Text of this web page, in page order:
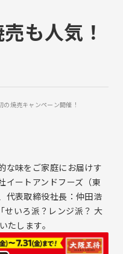
ップも人気！
の焼売キャンペーン開催！
な味をご家庭にお届けす
イートアンドフーズ（東
代表取締役社長：仲田浩
いろ派？レンジ派？ 大
たします。